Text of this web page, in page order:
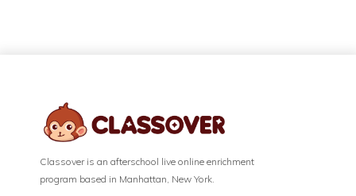
Classover is an afterschool live online enrichment
program based in Manhattan, New York.